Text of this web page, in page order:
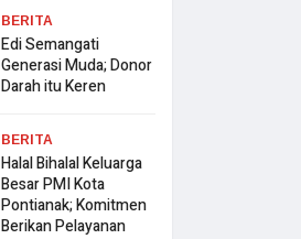
BERITA
Edi Semangati
Generasi Muda; Donor
Darah itu Keren
BERITA
Halal Bihalal Keluarga
Besar PMI Kota
Pontianak; Komitmen
Berikan Pelayanan